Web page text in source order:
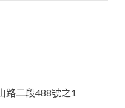
路二段488號之1